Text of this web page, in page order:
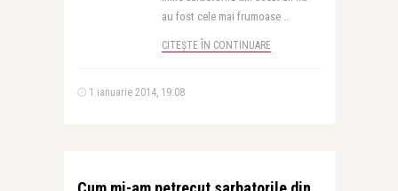
au fost cele mai frumoase ..
CITEȘTE ÎN CONTINUARE
1 ianuarie 2014, 19:08